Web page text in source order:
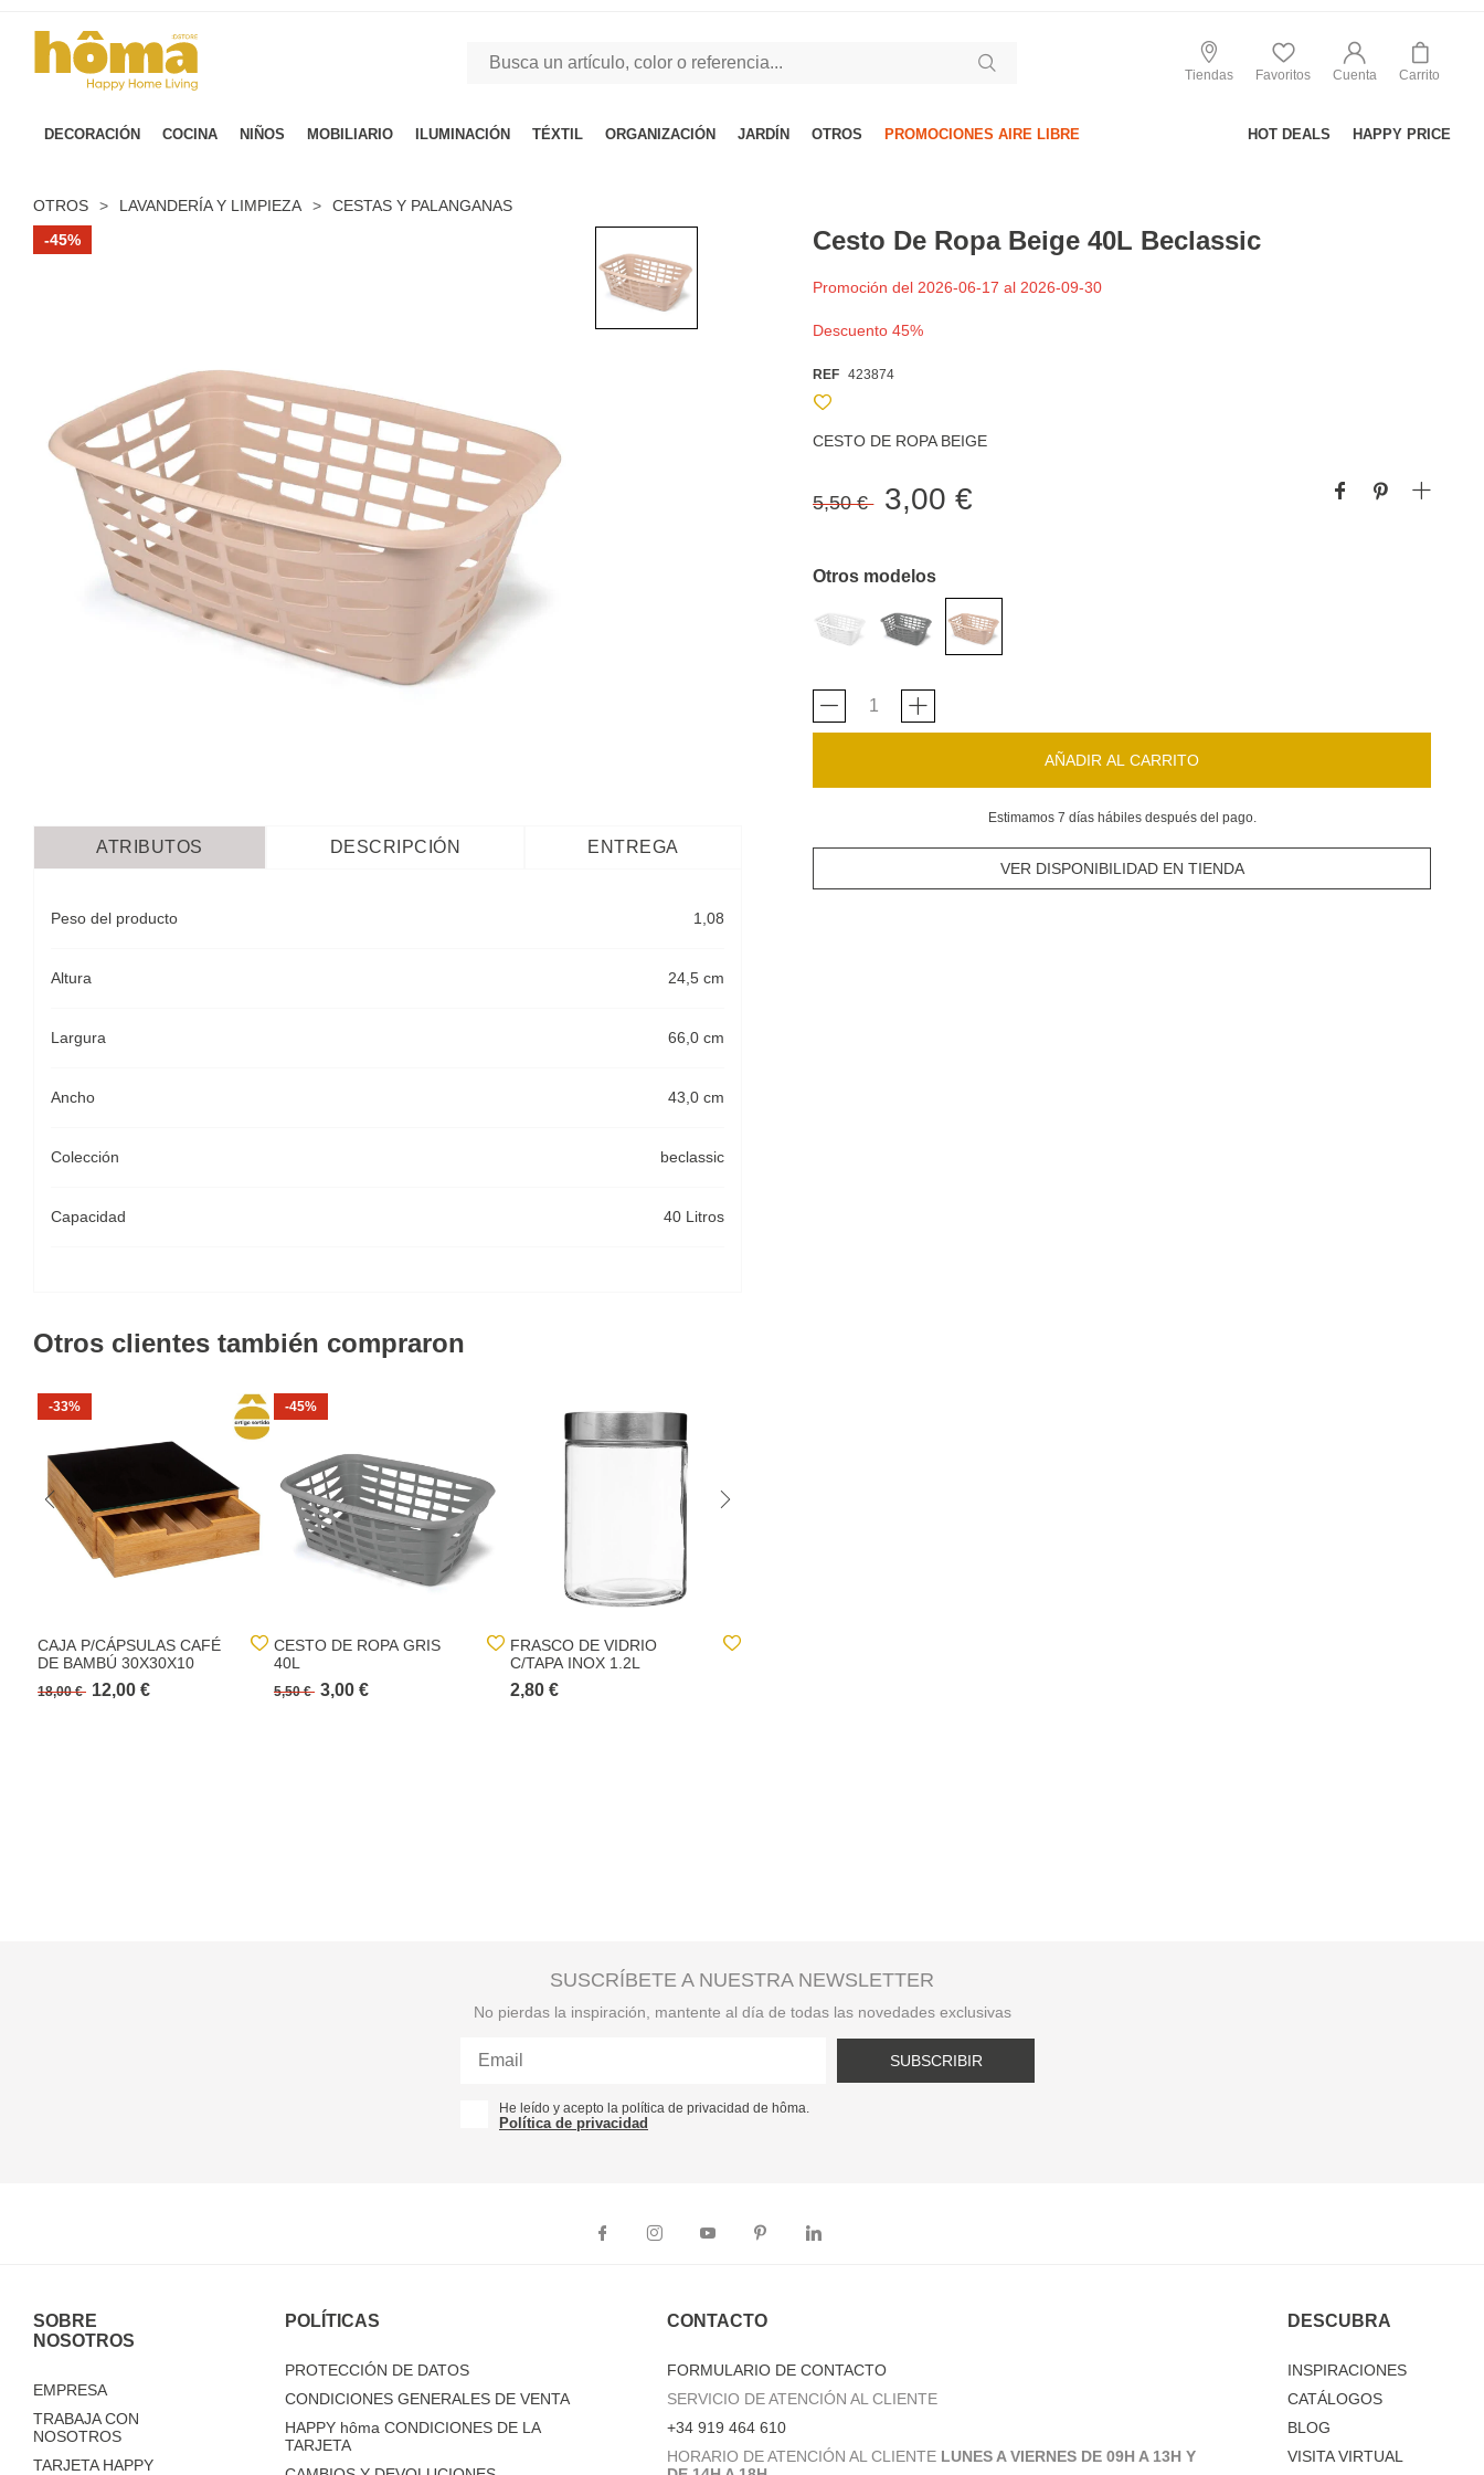
Tiendas Favoritos Cuenta Carrito
DECORACIÓN COCINA NIÑOS MOBILIARIO ILUMINACIÓN TÉXTIL ORGANIZACIÓN JARDÍN OTROS PROMOCIONES AIRE LIBRE HOT DEALS HAPPY PRICE
OTROS > LAVANDERÍA Y LIMPIEZA >
CESTAS Y PALANGANAS
-45%
Cesto De Ropa Beige 40L Beclassic
Promoción del 2026-06-17 al 2026-09-30
Descuento 45%
REF 423874
CESTO DE ROPA BEIGE
5,50 € 3,00 €
Otros modelos
AÑADIR AL CARRITO
Estimamos 7 días hábiles después del pago.
VER DISPONIBILIDAD EN TIENDA
ATRIBUTOS DESCRIPCIÓN ENTREGA
Peso del producto 1,08
Altura 24,5 cm
Largura 66,0 cm
Ancho 43,0 cm
Colección beclassic
Capacidad 40 Litros
Otros clientes también compraron
-33%
CAJA P/CÁPSULAS CAFÉ
DE BAMBÚ 30X30X10
18,00 € 12,00 €
-45%
CESTO DE ROPA GRIS
40L
5,50 € 3,00 €
FRASCO DE VIDRIO
C/TAPA INOX 1.2L
2,80 €
SUSCRÍBETE A NUESTRA NEWSLETTER
No pierdas la inspiración, mantente al día de todas las novedades exclusivas
SUBSCRIBIR
He leído y acepto la política de privacidad de hôma.
Política de privacidad
SOBRE
NOSOTROS
EMPRESA
TRABAJA CON
NOSOTROS
TARJETA HAPPY
POLÍTICAS
PROTECCIÓN DE DATOS
CONDICIONES GENERALES DE VENTA
HAPPY hôma CONDICIONES DE LA
TARJETA
CONTACTO
FORMULARIO DE CONTACTO
SERVICIO DE ATENCIÓN AL CLIENTE
+34 919 464 610
HORARIO DE ATENCIÓN AL CLIENTE LUNES A VIERNES DE 09H A 13H Y
DESCUBRA
INSPIRACIONES
CATÁLOGOS
BLOG
VISITA VIRTUAL